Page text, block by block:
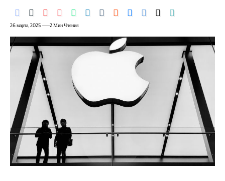
26 марта, 2025 2 Мин Чтения